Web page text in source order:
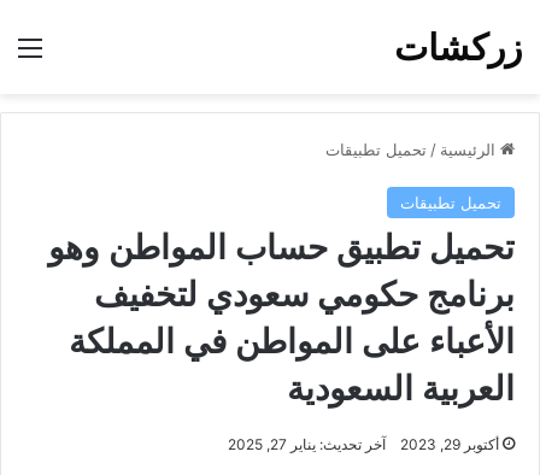
زركشات
الرئيسية / تحميل تطبيقات
تحميل تطبيقات
تحميل تطبيق حساب المواطن وهو
برنامج حكومي سعودي لتخفيف
الأعباء على المواطن في المملكة
العربية السعودية
أكتوبر 29, 2023 آخر تحديث: يناير 27, 2025